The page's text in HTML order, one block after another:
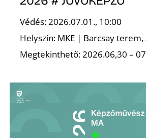
Védés: 2026.07.01., 10:00
Helyszín: MKE | Barcsay terem,
Megtekinthető: 2026.06,30 –